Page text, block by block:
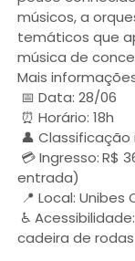
músicos, a
temáticos que
música de
Mais
📅 Data: 28/06
⏰ Horário: 18h
👤 Classificação
💳 Ingresso:R$
entrada)
📍 Local: Unibes
♿
cadeira de rodas